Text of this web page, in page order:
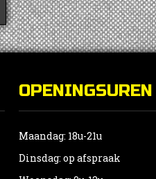
OPENINGSUREN
Maandag: 18u-21u
Dinsdag: op afspraak